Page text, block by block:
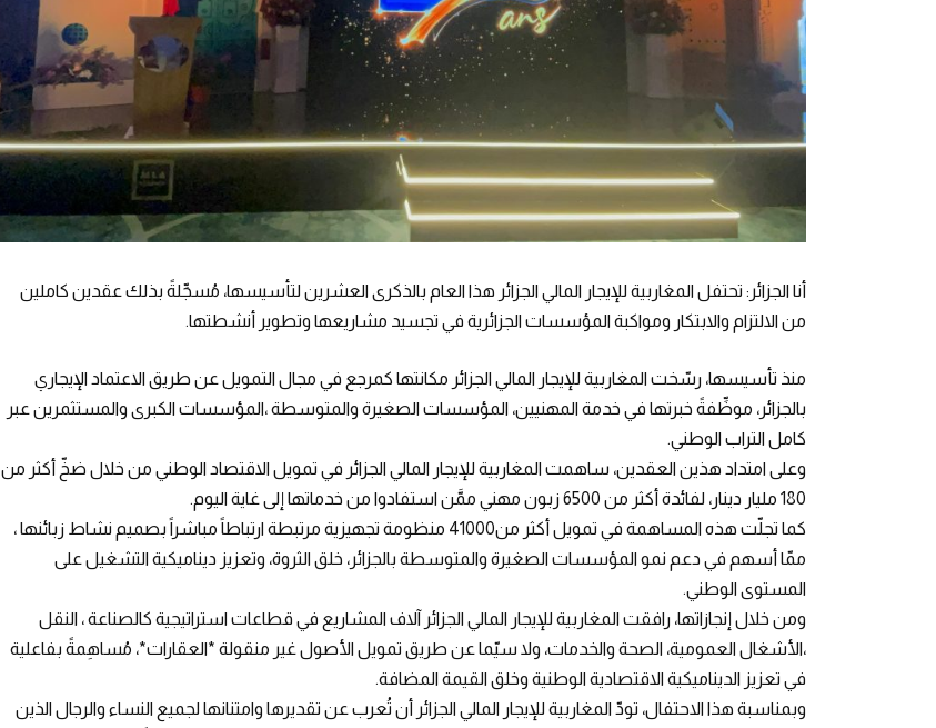
أنا الجزائر: تحتفل المغاربية للإيجار المالي الجزائر هذا العام بالذكرى العشرين لتأسيسها، مُسجِّلةً بذلك عقدين كاملين
من الالتزام والابتكار ومواكبة المؤسسات الجزائرية في تجسيد مشاريعها وتطوير أنشطتها.
منذ تأسيسها، رسّخت المغاربية للإيجار المالي الجزائر مكانتها كمرجع في مجال التمويل عن طريق الاعتماد الإيجاري
بالجزائر، موظِّفةً خبرتها في خدمة المهنيين، المؤسسات الصغيرة والمتوسطة ،المؤسسات الكبرى والمستثمرين عبر
كامل التراب الوطني.
وعلى امتداد هذين العقدين، ساهمت المغاربية للإيجار المالي الجزائر في تمويل الاقتصاد الوطني من خلال ضخّ أكثر من
180 مليار دينار، لفائدة أكثر من 6500 زبون مهني ممَّن استفادوا من خدماتها إلى غاية اليوم.
كما تجلّت هذه المساهمة في تمويل أكثر من41000 منظومة تجهيزية مرتبطة ارتباطاً مباشراً بصميم نشاط زبائنها ،
ممّا أسهم في دعم نمو المؤسسات الصغيرة والمتوسطة بالجزائر، خلق الثروة، وتعزيز ديناميكية التشغيل على
المستوى الوطني.
ومن خلال إنجازاتها، رافقت المغاربية للإيجار المالي الجزائر آلاف المشاريع في قطاعات استراتيجية كالصناعة ، النقل
،الأشغال العمومية، الصحة والخدمات، ولا سيّما عن طريق تمويل الأصول غير منقولة *العقارات*، مُساهِمةً بفاعلية
في تعزيز الديناميكية الاقتصادية الوطنية وخلق القيمة المضافة.
وبمناسبة هذا الاحتفال، تودّ المغاربية للإيجار المالي الجزائر أن تُعرب عن تقديرها وامتنانها لجميع النساء والرجال الذين